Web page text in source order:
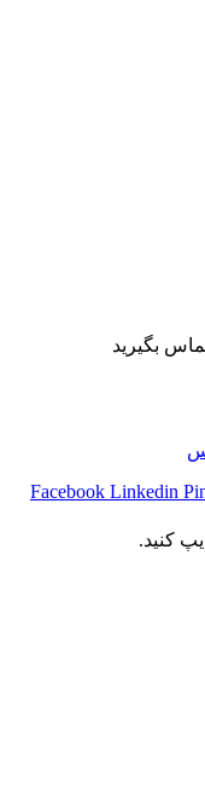
بگیرید
Facebook Linkedin
کنید.